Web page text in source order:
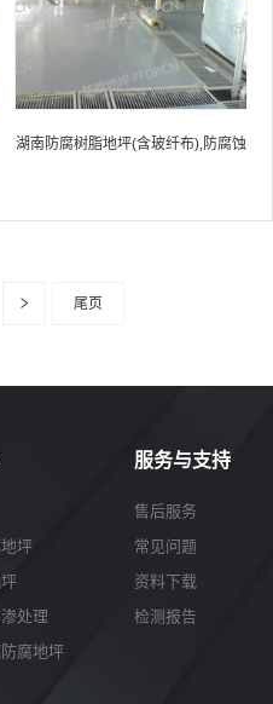
湖南防腐树脂地坪(含玻纤布),防腐蚀
尾页
坪
处理
腐地坪
服务与支持
售后服务
常见问题
资料下载
检测报告